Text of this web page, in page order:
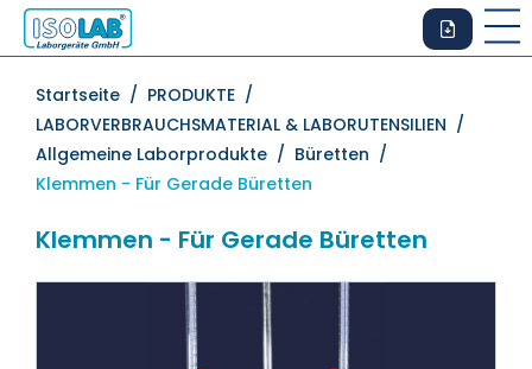
Startseite / PRODUKTE /
LABORVERBRAUCHSMATERIAL & LABORUTENSILIEN /
Allgemeine Laborprodukte / Büretten /
Klemmen - Für Gerade Büretten
Klemmen - Für Gerade Büretten